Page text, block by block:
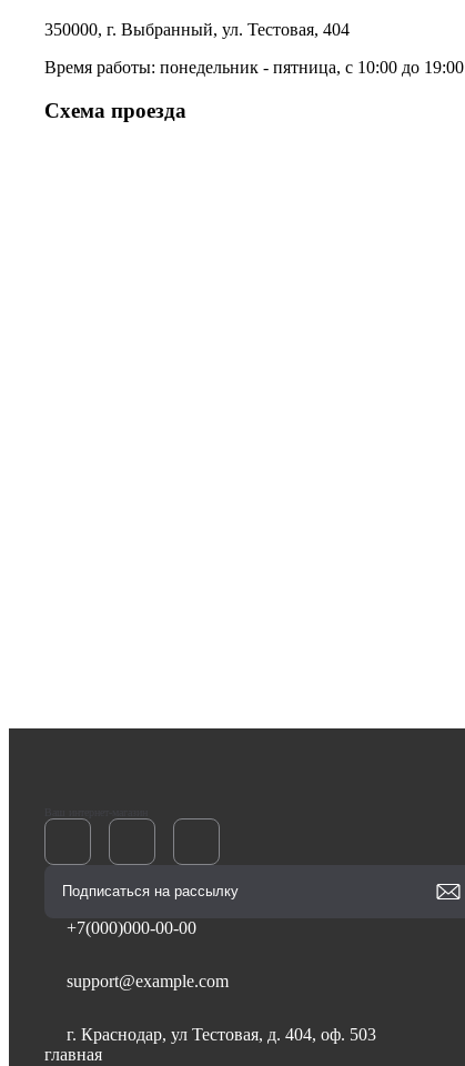
350000, г. Выбранный, ул. Тестовая, 404
Время работы: понедельник - пятница, с 10:00 до 19:00
Схема проезда
+7(000)000-00-00
support@example.com
г. Краснодар, ул Тестовая, д. 404, оф. 503
главная